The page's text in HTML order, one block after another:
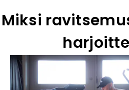
Miksi